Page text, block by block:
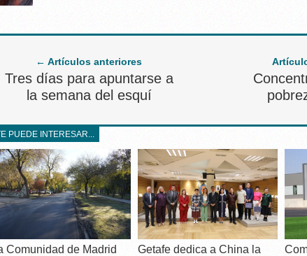
← Artículos anteriores
Tres días para apuntarse a
la semana del esquí
PUEDE INTERESAR...
Comunidad de Madrid
Getafe dedica a China la